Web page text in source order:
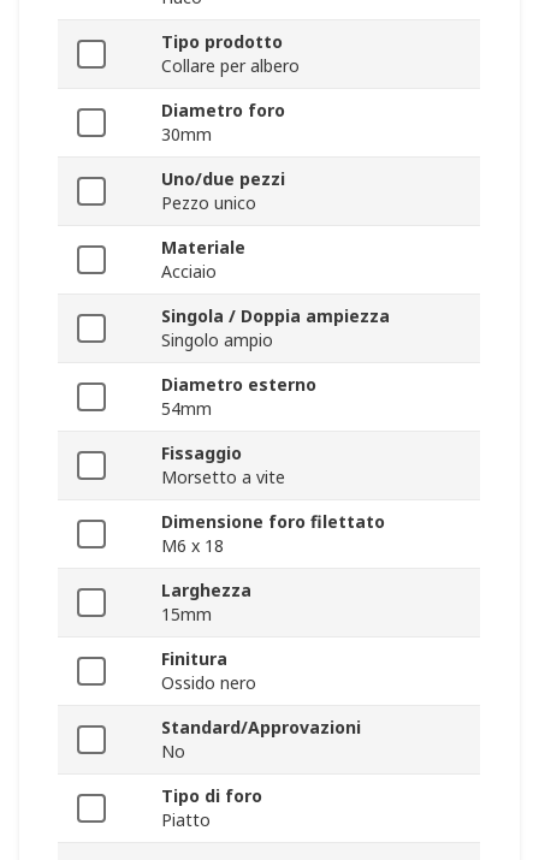
Tipo prodotto
Collare per albero
Diametro foro
30mm
Uno/due pezzi
Pezzo unico
Materiale
Acciaio
Singola / Doppia ampiezza
Singolo ampio
Diametro esterno
54mm
Fissaggio
Morsetto a vite
Dimensione foro filettato
M6 x 18
Larghezza
15mm
Finitura
Ossido nero
Standard/Approvazioni
No
Tipo di foro
Piatto